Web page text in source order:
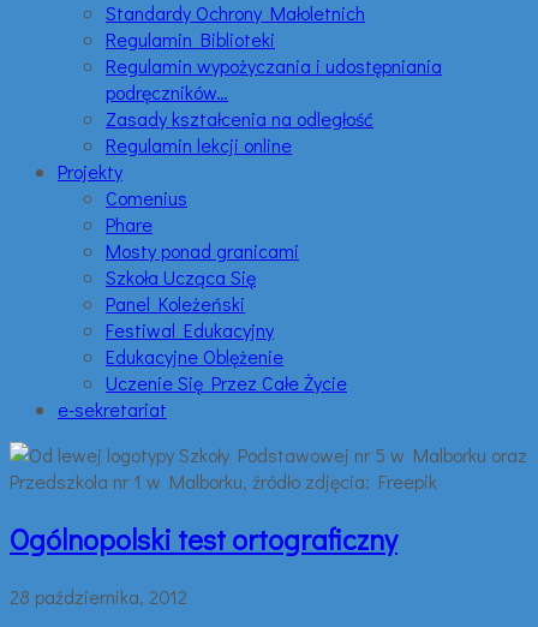
Standardy Ochrony Małoletnich
Regulamin Biblioteki
Regulamin wypożyczania i udostępniania
podręczników…
Zasady kształcenia na odległość
Regulamin lekcji online
Projekty
Comenius
Phare
Mosty ponad granicami
Szkoła Ucząca Się
Panel Koleżeński
Festiwal Edukacyjny
Edukacyjne Oblężenie
Uczenie Się Przez Całe Życie
e-sekretariat
Ogólnopolski test ortograficzny
28 października, 2012